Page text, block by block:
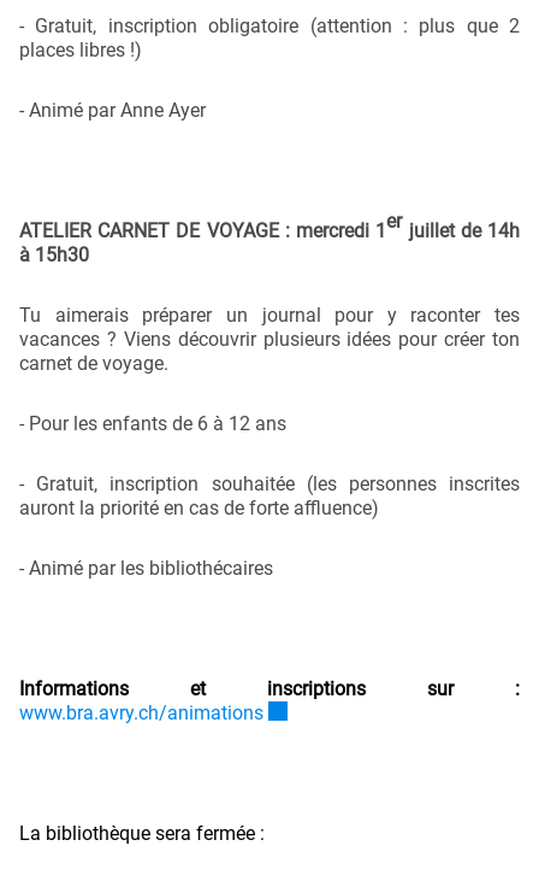
- Gratuit, inscription obligatoire (attention : plus que 2
places libres !)
- Animé par Anne Ayer
ATELIER CARNET DE VOYAGE : mercredi 1er juillet de 14h
à 15h30
Tu aimerais préparer un journal pour y raconter tes
vacances ? Viens découvrir plusieurs idées pour créer ton
carnet de voyage.
- Pour les enfants de 6 à 12 ans
- Gratuit, inscription souhaitée (les personnes inscrites
auront la priorité en cas de forte affluence)
- Animé par les bibliothécaires
Informations et inscriptions sur :
www.bra.avry.ch/animationsCe lien externe va ouvrir une
La bibliothèque sera fermée :